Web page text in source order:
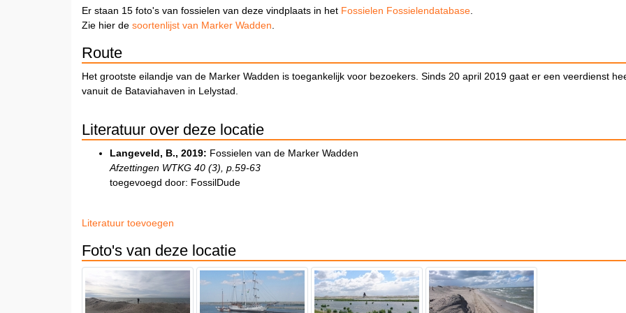
Er staan 15 foto's van fossielen van deze vindplaats in het Fossielen Fossielendatabase
Zie hier de soortenlijst van Marker Wadden
Route
Het grootste eilandje van de Marker Wadden is toegankelijk voor bezoekers. Sinds 20 april 2019 gaat er een veerdienst
vanuit de Bataviahaven in Lelystad.
Literatuur over deze locatie
Langeveld, B., 2019: Fossielen van de Marker Wadden
Afzettingen WTKG 40 (3), p.59-63
toegevoegd door: FossilDude
Literatuur toevoegen
Foto's van deze locatie